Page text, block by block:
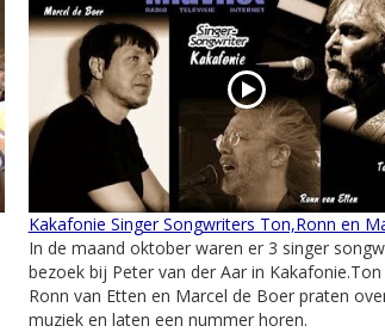
Kakafonie Singer Songwriters Ton,Ronn en
In de maand oktober waren er 3 singer
bezoek bij Peter van der Aar in Kakafonie.Ton
Ronn van Etten en Marcel de Boer praten
muziek en laten een nummer horen.